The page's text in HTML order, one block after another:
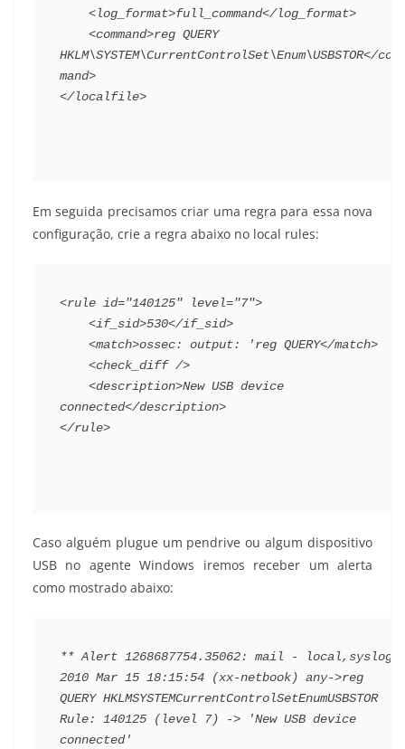
<log_format>full_command</log_format>
<command>reg QUERY
HKLM\SYSTEM\CurrentControlSet\Enum\USBSTOR</com
mand>
</localfile>
Em seguida precisamos criar uma regra para essa nova
configuração, crie a regra abaixo no local rules:
<rule id="140125" level="7">
<if_sid>530</if_sid>
<match>ossec: output: 'reg QUERY</match>
<check_diff />
<description>New USB device
connected</description>
</rule>
Caso alguém plugue um pendrive ou algum dispositivo
USB no agente Windows iremos receber um alerta
como mostrado abaixo:
** Alert 1268687754.35062: mail - local,syslog,
2010 Mar 15 18:15:54 (xx-netbook) any->reg
QUERY HKLMSYSTEMCurrentControlSetEnumUSBSTOR
Rule: 140125 (level 7) -> 'New USB device
connected'